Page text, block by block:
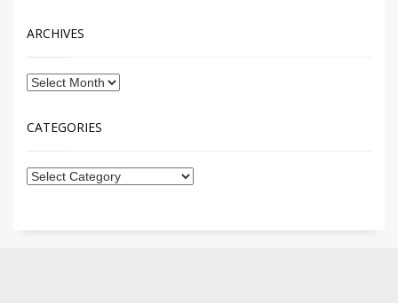
ARCHIVES
CATEGORIES